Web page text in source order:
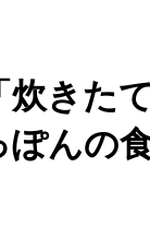
炊きた
んの食